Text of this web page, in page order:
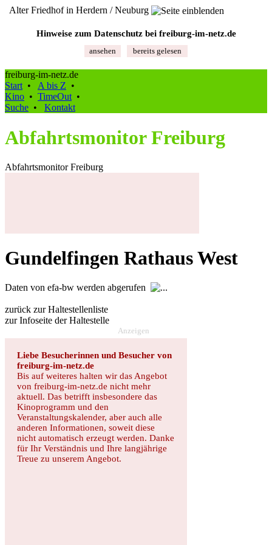
Alter Friedhof in Herdern / Neuburg
Hinweise zum Datenschutz bei freiburg‑im‑netz.de
ansehen bereits gelesen
freiburg-im-netz.de
Start • A bis Z •
Kino • TimeOut •
Suche • Kontakt
Abfahrtsmonitor Freiburg
Abfahrtsmonitor Freiburg
Gundelfingen Rathaus West
Daten von efa-bw werden abgerufen
zurück zur Haltestellenliste
zur Infoseite der Haltestelle
Anzeigen
Liebe Besucherinnen und Besucher von
freiburg-im-netz.de
Bis auf weiteres halten wir das Angebot
von freiburg-im-netz.de nicht mehr
aktuell. Das betrifft insbesondere das
Kinoprogramm und den
Veranstaltungskalender, aber auch alle
anderen Informationen, soweit diese
nicht automatisch erzeugt werden. Danke
für Ihr Verständnis und Ihre langjährige
Treue zu unserem Angebot.